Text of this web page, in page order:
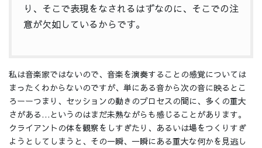
り、そこで表現をなされるはずなのに、そこでの注
意が欠如しているからです。
私は音楽家ではないので、音楽を演奏することの感覚については
まったくわからないのですが、単にある音から次の音に映るとこ
ろーーつまり、セッションの動きのプロセスの間に、多くの重大
さがある…というのはまだ未熟ながらも感じることがあります。
クライアントの体を観察をしすぎたり、あるいは場をつくりすぎ
ようとしてしまうと、その一瞬、一瞬にある重大な何かを見逃し